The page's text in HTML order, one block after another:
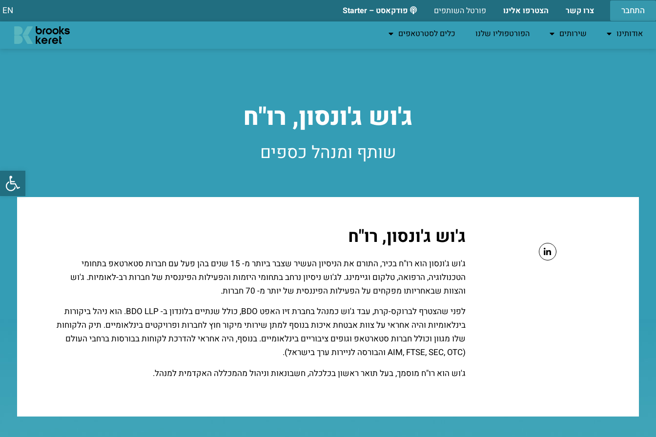
התחבר צרו קשר הצטרפו אלינו פורטל השותפים פודקאסט – Starter EN
אודותינו שירותים הפורטפוליו שלנו כלים לסטרטאפים
ג'וש ג'ונסון, רו"ח
שותף ומנהל כספים
ג'וש ג'ונסון, רו"ח
ג'וש ג'ונסון הוא רו"ח בכיר, התורם את הניסיון העשיר שצבר ביותר מ- 15 שנים בהן פעל עם חברות סטארטאפ בתחומי
הטכנולוגיה, הרפואה, טלקום וגיימינג. לג'וש ניסיון נרחב בתחומי היזמות והפעילות הפיננסית של חברות רב-לאומיות. ג'וש
והצוות שבאחריותו מפקחים על הפעילות הפיננסית של יותר מ- 70 חברות.
לפני שהצטרף לברוקס-קרת, עבד ג'וש כמנהל בחברת זיו האפט BDO, כולל שנתיים בלונדון ב- BDO LLP. הוא ניהל ביקורות
בינלאומיות והיה אחראי על צוות אבטחת איכות בנוסף למתן שירותי מיקור חוץ לחברות ופרויקטים בינלאומיים. תיק הלקוחות
שלו מגוון וכולל חברות סטארטאפ וגופים ציבוריים בינלאומיים. בנוסף, היה אחראי להדרכת לקוחות בבורסות ברחבי העולם
(AIM, FTSE, SEC, OTC והבורסה לניירות ערך בישראל).
ג'וש הוא רו"ח מוסמך, בעל תואר ראשון בכלכלה, חשבונאות וניהול מהמכללה האקדמית למנהל.